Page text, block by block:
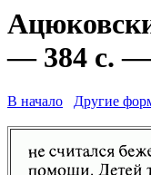
— 384 с. —
В начало Другие